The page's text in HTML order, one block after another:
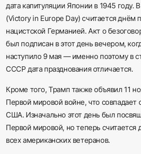
дата капитуляции Японии в 1945 году.
(Victory in Europe Day) считается днём
нацистской Германией. Акт о
был подписан в этот день вечером,
наступило 9 мая — именно поэтому в
СССР дата празднования отличается.
Кроме того, Трамп также объявил 11
Первой мировой войне, что совпадает
США. Изначально этот день был
Первой мировой, но теперь считается
всех американских ветеранов.